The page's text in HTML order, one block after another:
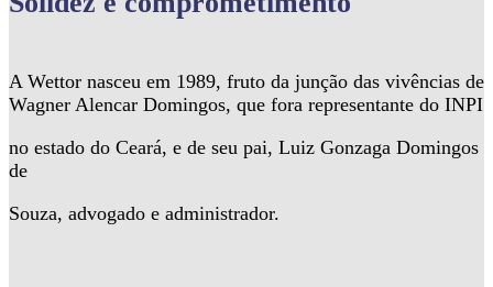
A Wettor nasceu em 1989, fruto da junção das vivências de
Wagner Alencar Domingos, que fora representante do INPI
no estado do Ceará, e de seu pai, Luiz Gonzaga Domingos
de
Souza, advogado e administrador.